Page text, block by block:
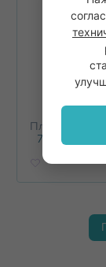
Площадь
71.7
м